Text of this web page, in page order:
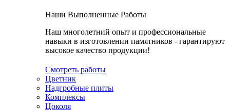
Наши Выполненные Работы
Наш многолетний опыт и профессиональные
навыки в изготовлении памятников - гарантируют
высокое качество продукции!
Смотреть работы
Цветник
Надгробные плиты
Комплексы
Цоколя